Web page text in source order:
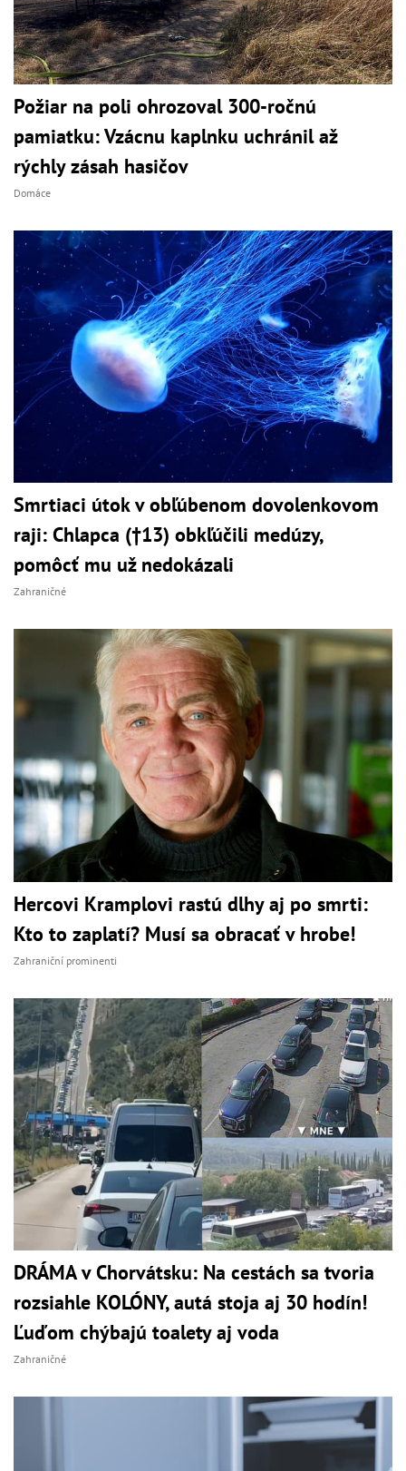
Požiar na poli ohrozoval 300-ročnú
pamiatku: Vzácnu kaplnku uchránil až
rýchly zásah hasičov
Domáce
Smrtiaci útok v obľúbenom dovolenkovom
raji: Chlapca (†13) obkľúčili medúzy,
pomôcť mu už nedokázali
Zahraničné
Hercovi Kramplovi rastú dlhy aj po smrti:
Kto to zaplatí? Musí sa obracať v hrobe!
Zahraniční prominenti
DRÁMA v Chorvátsku: Na cestách sa tvoria
rozsiahle KOLÓNY, autá stoja aj 30 hodín!
Ľuďom chýbajú toalety aj voda
Zahraničné